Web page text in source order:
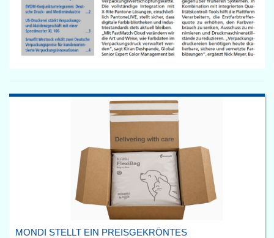
MONDI STELLT EIN PREISGEKRÖNTES